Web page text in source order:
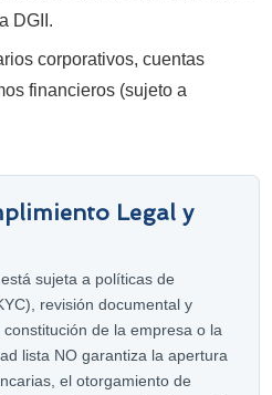
DGII.
corporativos, cuentas
financieros (sujeto a
Legal y
sujeta a políticas de
revisión documental y
de la empresa o la
lista NO garantiza la apertura
el otorgamiento de